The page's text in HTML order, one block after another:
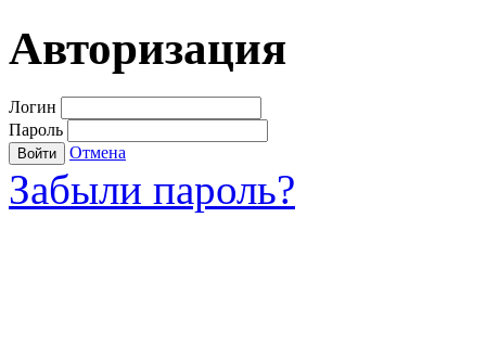
Авторизация
Логин
Пароль
Войти Отмена
Забыли пароль?